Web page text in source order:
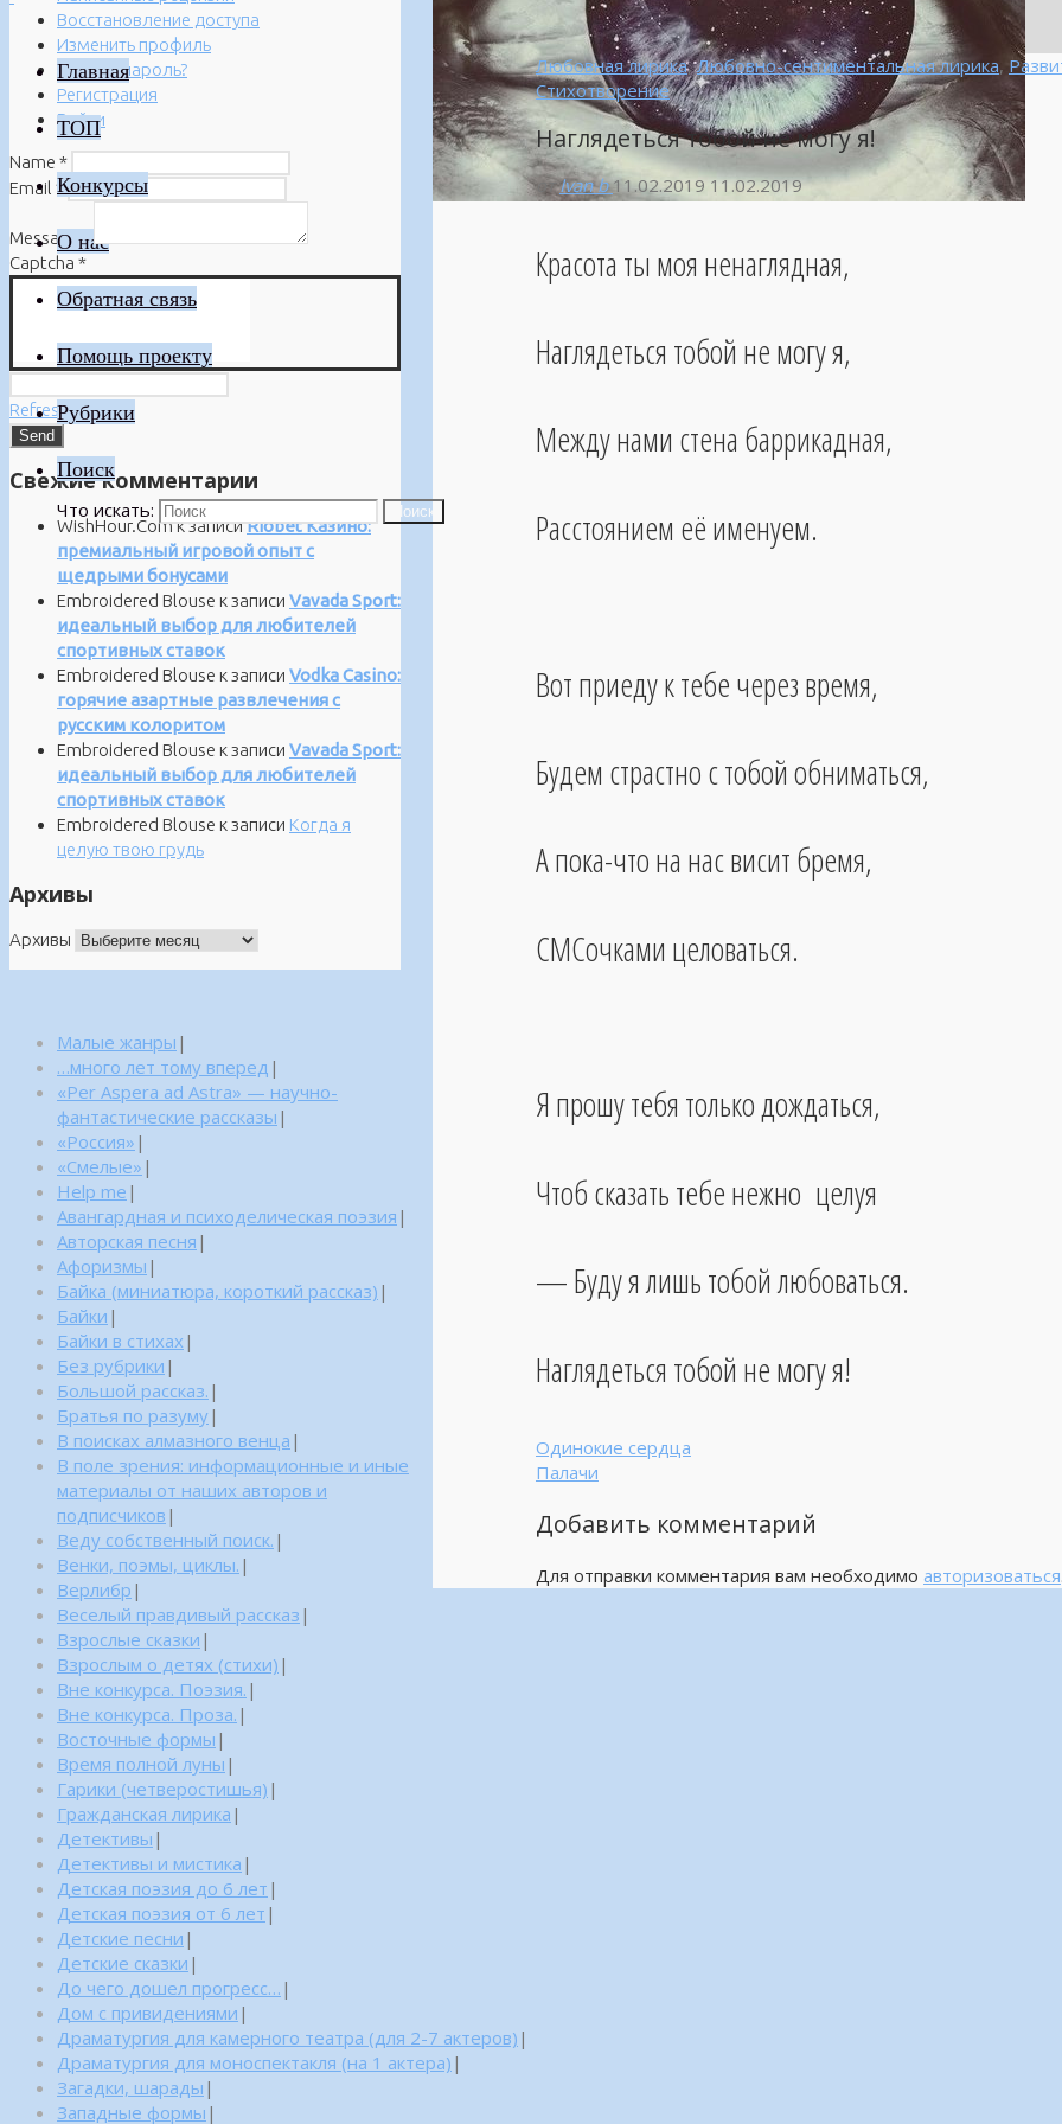
Главная
ТОП
Конкурсы
О нас
Обратная связь
Помощь проекту
Рубрики
Поиск
Что искать: Поиск
Любовная лирика,Любовно-сентиментальная лирика,
Стихотворение
Наглядеться тобой не могу я!
от Ivan b 11.02.2019 11.02.2019
Красота ты моя ненаглядная,
Наглядеться тобой не могу я,
Между нами стена баррикадная,
Расстоянием её именуем.
Вот приеду к тебе через время,
Будем страстно с тобой обниматься,
А пока-что на нас висит бремя,
СМСочками целоваться.
Я прошу тебя только дождаться,
Чтоб сказать тебе нежно целуя
— Буду я лишь тобой любоваться.
Наглядеться тобой не могу я!
Одинокие сердца
Палачи
Добавить комментарий
Для отправки комментария вам необходимо авторизоваться
Восстановление доступа
Изменить профиль
Забыли пароль?
Регистрация
Войти
Name *
Email *
Message*
Captcha *
Refresh
Свежие комментарии
WishHour.Comк записиRiobet Казино:
премиальный игровой опыт с
щедрыми бонусами
Embroidered Blouse к записи Vavada Sport:
идеальный выбор для любителей
спортивных ставок
Embroidered Blouse к записи Vodka Casino:
горячие азартные развлечения с
русским колоритом
Embroidered Blouse к записи Vavada Sport:
идеальный выбор для любителей
спортивных ставок
Embroidered Blouse к записи Когда я
целую твою грудь
Архивы
Архивы
Малые жанры |
…много лет тому вперед |
«Per Aspera ad Astra» — научно-
фантастические рассказы |
«Россия» |
«Смелые» |
Help me |
Авангардная и психоделическая поэзия |
Авторская песня |
Афоризмы |
Байка (миниатюра, короткий рассказ) |
Байки |
Байки в стихах |
Без рубрики |
Большой рассказ. |
Братья по разуму|
В поисках алмазного венца |
В поле зрения: информационные и иные
материалы от наших авторов и
подписчиков |
Веду собственный поиск. |
Венки, поэмы, циклы. |
Верлибр |
Веселый правдивый рассказ |
Взрослые сказки |
Взрослым о детях (стихи) |
Вне конкурса. Поэзия. |
Вне конкурса. Проза. |
Восточные формы |
Время полной луны |
Гарики (четверостишья) |
Гражданская лирика |
Детективы |
Детективы и мистика |
Детская поэзия до 6 лет |
Детская поэзия от 6 лет |
Детские песни |
Детские сказки |
До чего дошел прогресс… |
Дом с привидениями |
Драматургия для камерного театра (для 2-7 актеров) |
Драматургия для моноспектакля (на 1 актера) |
Загадки, шарады |
Западные формы |